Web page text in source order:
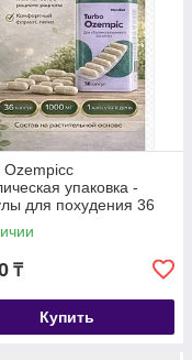
Ozempicc
упаковка -
для похудения 36
₸
Купить